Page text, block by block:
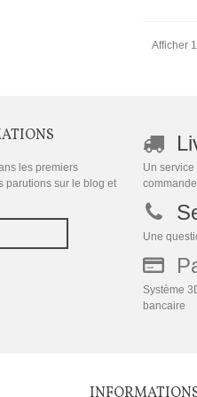
Afficher
les premiers
parutions sur le blog et
Un
Une
Système
bancaire